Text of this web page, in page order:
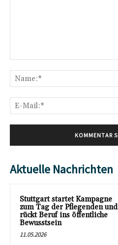
Aktuelle Nachrichten
Stuttgart startet Kampagne
zum Tag der Pflegenden und
rückt Beruf ins öffentliche
Bewusstsein
11.05.2026